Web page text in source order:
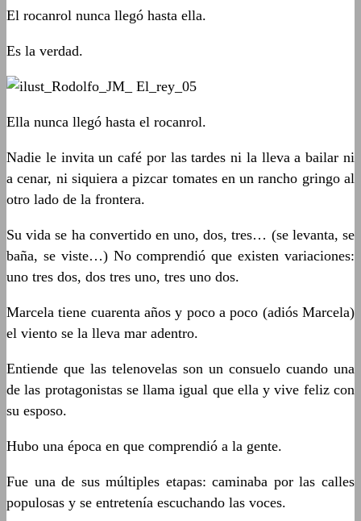
El rocanrol nunca llegó hasta ella.
Es la verdad.
Ella nunca llegó hasta el rocanrol.
Nadie le invita un café por las tardes ni la lleva a bailar ni
a cenar, ni siquiera a pizcar tomates en un rancho gringo al
otro lado de la frontera.
Su vida se ha convertido en uno, dos, tres… (se levanta, se
baña, se viste…) No comprendió que existen variaciones:
uno tres dos, dos tres uno, tres uno dos.
Marcela tiene cuarenta años y poco a poco (adiós Marcela)
el viento se la lleva mar adentro.
Entiende que las telenovelas son un consuelo cuando una
de las protagonistas se llama igual que ella y vive feliz con
su esposo.
Hubo una época en que comprendió a la gente.
Fue una de sus múltiples etapas: caminaba por las calles
populosas y se entretenía escuchando las voces.